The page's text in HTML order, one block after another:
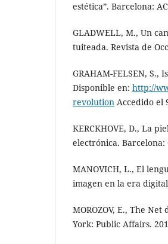
estética”. Barcelona:
GLADWELL, M., Un
tuiteada. Revista de
GRAHAM-FELSEN, S.,
Disponible en: http://
revolution Accedido el
KERCKHOVE, D., La
electrónica. Barcelona:
MANOVICH, L., El
imagen en la era
MOROZOV, E., The
York: Public Affairs.